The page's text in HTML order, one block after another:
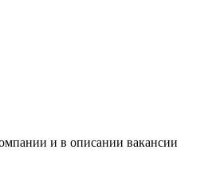
и в описании вакансии